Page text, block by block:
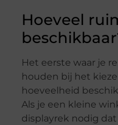
Hoeveel
Het eerste waar je
houden bij het
hoeveelheid
Als je een kleine
displayrek nodig